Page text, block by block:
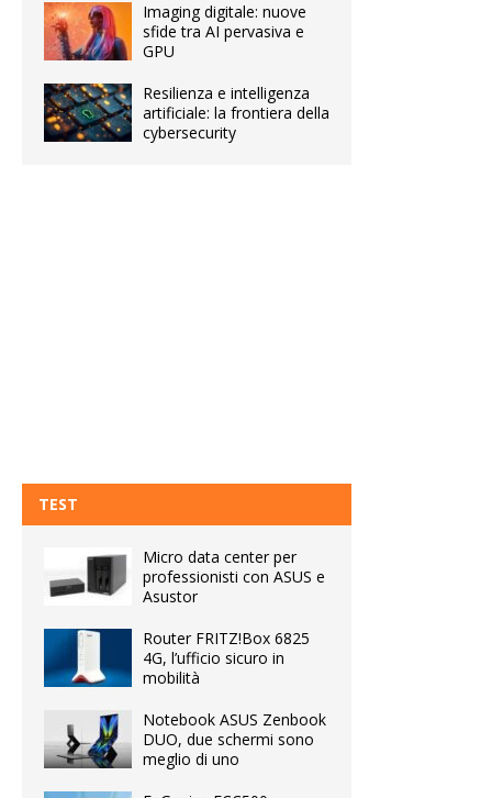
Imaging digitale: nuove
sfide tra AI pervasiva e
GPU
Resilienza e intelligenza
artificiale: la frontiera della
cybersecurity
TEST
Micro data center per
professionisti con ASUS e
Asustor
Router FRITZ!Box 6825
4G, l’ufficio sicuro in
mobilità
Notebook ASUS Zenbook
DUO, due schermi sono
meglio di uno